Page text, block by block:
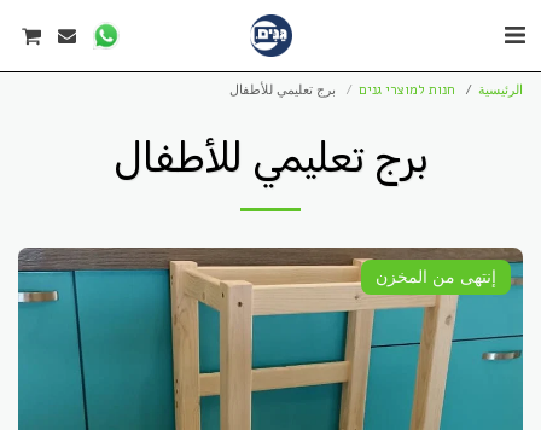
الرئيسية חנות למוצרי גנים برج تعليمي للأطفال
برج تعليمي للأطفال
إنتهى من المخزن